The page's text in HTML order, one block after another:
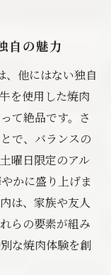
自の魅力
他にはない独自
を使用した焼肉
て絶品です。さ
で、バランスの
曜日限定のアル
かに盛り上げま
は、家族や友人
らの要素が組み
な焼肉体験を創